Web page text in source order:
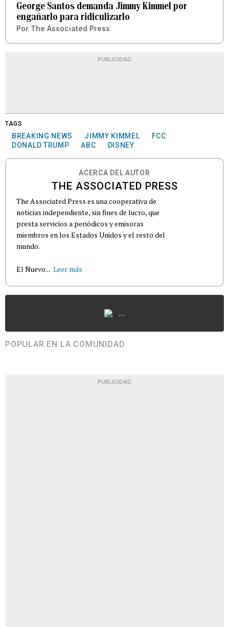
George Santos demanda Jimmy Kimmel por
engañarlo para ridiculizarlo
Por The Associated Press
PUBLICIDAD
TAGS
BREAKING NEWS JIMMY KIMMEL
FCC
DONALD TRUMP
ABC DISNEY
ACERCA DEL AUTOR
THE ASSOCIATED PRESS
The Associated Press es una cooperativa de
noticias independiente, sin fines de lucro, que
presta servicios a periódicos y emisoras
miembros en los Estados Unidos y el resto del
mundo.
El Nuevo... Leer más
...
POPULAR EN LA COMUNIDAD
PUBLICIDAD